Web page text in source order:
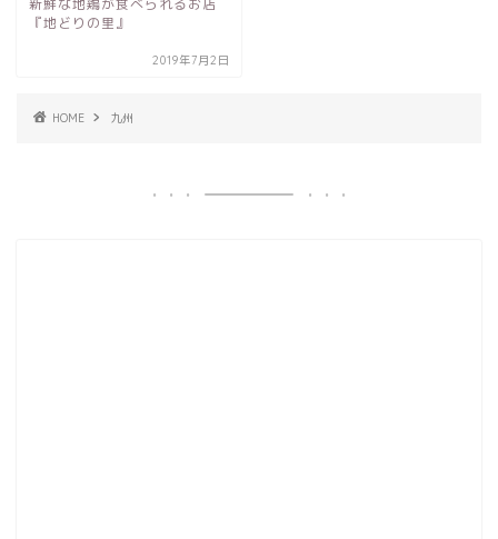
『地どりの里』
2019年7月2日
HOME 九州